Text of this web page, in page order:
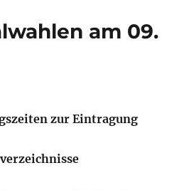
am 09.
zur Eintragung